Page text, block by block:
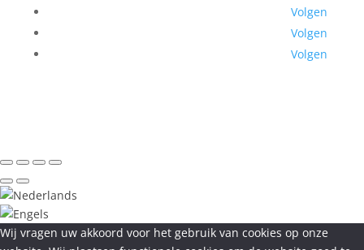
Volgen
Volgen
Volgen
Wij vragen uw akkoord voor het gebruik van cookies op onze